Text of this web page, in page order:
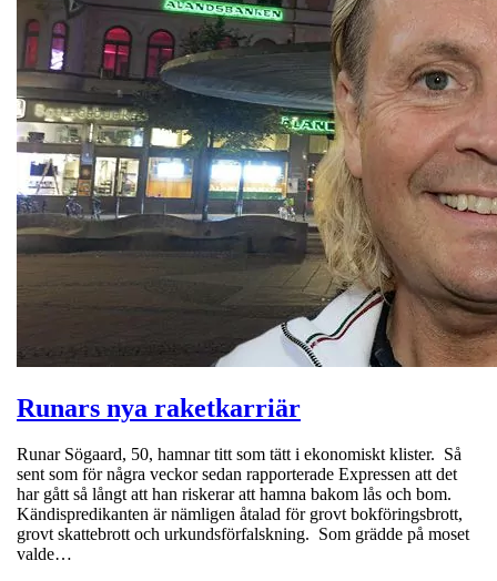
Runars nya raketkarriär
Runar Sögaard, 50, hamnar titt som tätt i ekonomiskt klister. Så
sent som för några veckor sedan rapporterade Expressen att det
har gått så långt att han riskerar att hamna bakom lås och bom.
Kändispredikanten är nämligen åtalad för grovt bokföringsbrott,
grovt skattebrott och urkundsförfalskning. Som grädde på moset
valde…